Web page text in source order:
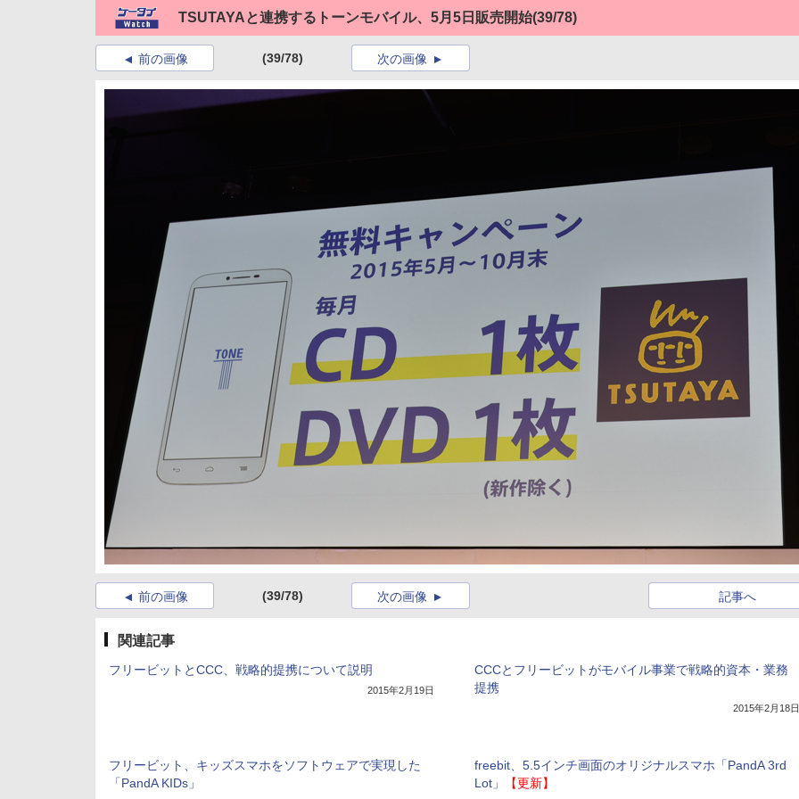
TSUTAYAと連携するトーンモバイル、5月5日販売開始(39/78)
前の画像 (39/78) 次の画像
前の画像 (39/78) 記事へ
次の画像
関連記事
フリービットとCCC、戦略的提携について説明
2015年2月19日
CCCとフリービットがモバイル事業で戦略的資本・業務
提携
2015年2月18日
フリービット、キッズスマホをソフトウェアで実現した
「PandA KIDs」
freebit、5.5インチ画面のオリジナルスマホ「PandA 3rd
Lot」
【更新】